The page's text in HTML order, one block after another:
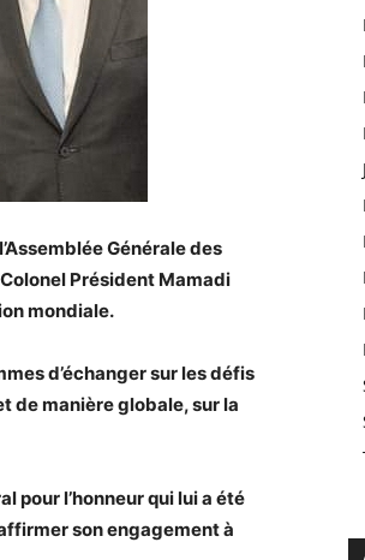
Générale des
Président Mamadi
mondiale.
d’échanger sur les défis
de manière globale, sur la
pour l’honneur qui lui a été
son engagement à